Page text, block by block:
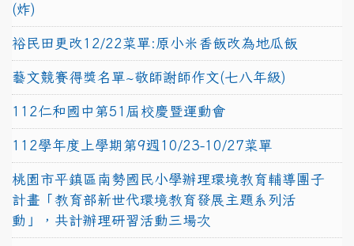
(炸)
裕民田更改12/22菜單:原小米香飯改為地瓜飯
藝文競賽得獎名單~敬師謝師作文(七八年級)
112仁和國中第51屆校慶暨運動會
112學年度上學期第9週10/23-10/27菜單
桃園市平鎮區南勢國民小學辦理環境教育輔導團子
計畫「教育部新世代環境教育發展主題系列活
動」，共計辦理研習活動三場次